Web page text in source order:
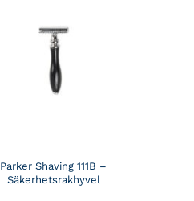
Parker Shaving 111B –
Säkerhetsrakhyvel